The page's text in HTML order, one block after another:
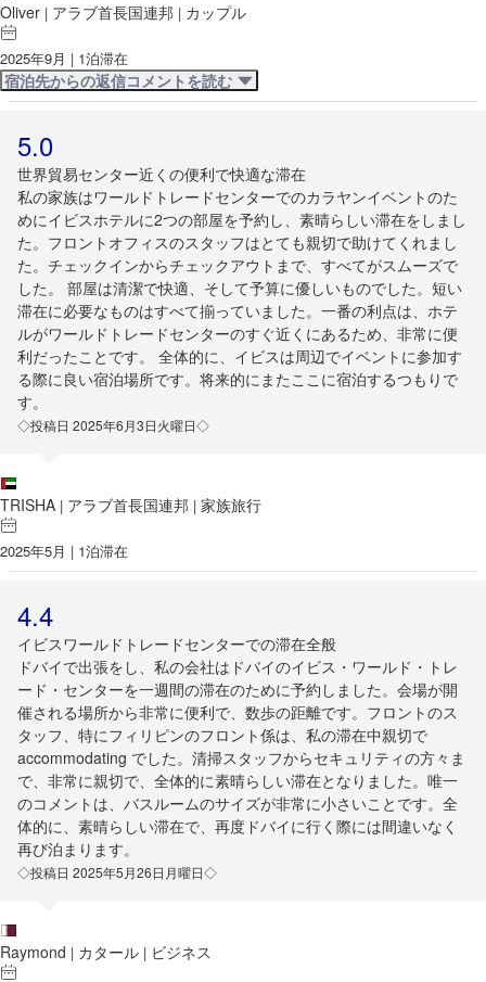
Oliver | アラブ首長国連邦 | カップル
2025年9月 | 1泊滞在
宿泊先からの返信コメントを読む
5.0
世界貿易センター近くの便利で快適な滞在
私の家族はワールドトレードセンターでのカラヤンイベントのた
めにイビスホテルに2つの部屋を予約し、素晴らしい滞在をしまし
た。フロントオフィスのスタッフはとても親切で助けてくれまし
た。チェックインからチェックアウトまで、すべてがスムーズで
した。 部屋は清潔で快適、そして予算に優しいものでした。短い
滞在に必要なものはすべて揃っていました。一番の利点は、ホテ
ルがワールドトレードセンターのすぐ近くにあるため、非常に便
利だったことです。 全体的に、イビスは周辺でイベントに参加す
る際に良い宿泊場所です。将来的にまたここに宿泊するつもりで
す。
◇投稿日 2025年6月3日火曜日◇
TRISHA | アラブ首長国連邦 | 家族旅行
2025年5月 | 1泊滞在
4.4
イビスワールドトレードセンターでの滞在全般
ドバイで出張をし、私の会社はドバイのイビス・ワールド・トレ
ード・センターを一週間の滞在のために予約しました。会場が開
催される場所から非常に便利で、数歩の距離です。フロントのス
タッフ、特にフィリピンのフロント係は、私の滞在中親切で
accommodating でした。清掃スタッフからセキュリティの方々ま
で、非常に親切で、全体的に素晴らしい滞在となりました。唯一
のコメントは、バスルームのサイズが非常に小さいことです。全
体的に、素晴らしい滞在で、再度ドバイに行く際には間違いなく
再び泊まります。
◇投稿日 2025年5月26日月曜日◇
Raymond | カタール | ビジネス